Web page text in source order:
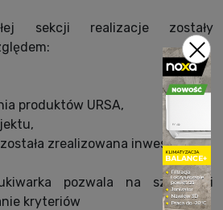
sekcji realizacje zostały
produktów URSA,
zrealizowana inwestycja.
pozwala na szybkie i
kryteriów